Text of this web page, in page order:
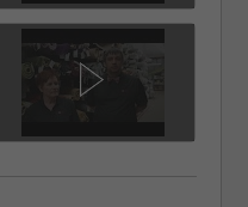
à coudre a les
la description